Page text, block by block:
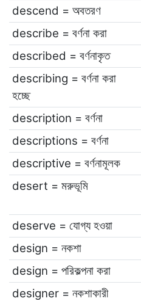
descend = অবতরণ
describe = বর্ণনা করা
described = বর্ণনাকৃত
describing = বর্ণনা করা
হচ্ছে
description = বর্ণনা
descriptions = বর্ণনা
descriptive = বর্ণনামূলক
desert = মরুভূমি
deserve = যোগ্য হওয়া
design = নকশা
design = পরিকল্পনা করা
designer = নকশাকারী